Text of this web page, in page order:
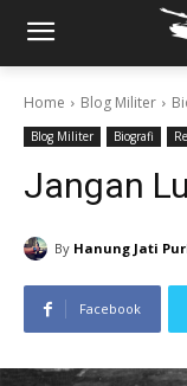
Home Blog Militer
Blog Militer Biografi
Jangan
By Hanung Jati
Facebook